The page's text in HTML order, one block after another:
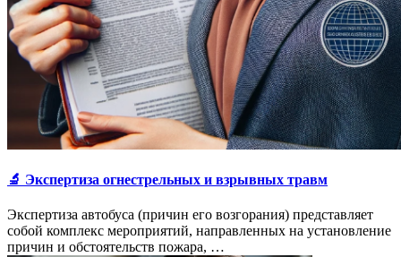
🔬 Экспертиза огнестрельных и взрывных травм
Экспертиза автобуса (причин его возгорания) представляет
собой комплекс мероприятий, направленных на установление
причин и обстоятельств пожара, …